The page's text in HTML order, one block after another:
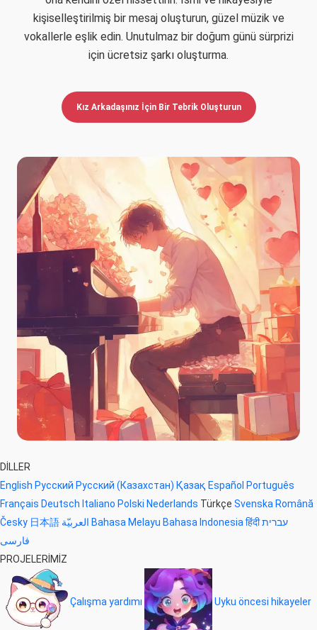
kişiselleştirilmiş bir mesaj oluşturun, güzel müzik ve
vokallerle eşlik edin. Unutulmaz bir doğum günü sürprizi
için ücretsiz şarkı oluşturma.
Kız Arkadaşınız İçin Bir Tebrik Oluşturun
DİLLER
English Русский Русский (Казахстан) Қазақ Español Português
Français Deutsch Italiano Polski Nederlands Türkçe Svenska Română
Česky 日本語 Bahasa Melayu Bahasa Indonesia हिंदीעברית
فارسی
PROJELERİMİZ
Çalışma yardımı Uyku öncesi hikayeler